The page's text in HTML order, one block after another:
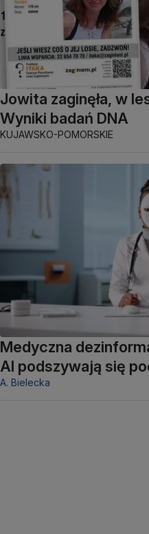
Jowita zaginęła, w
Wyniki badań DNA
KUJAWSKO-POMORSKIE
Medyczna
AI podszywają się
A. Bielecka